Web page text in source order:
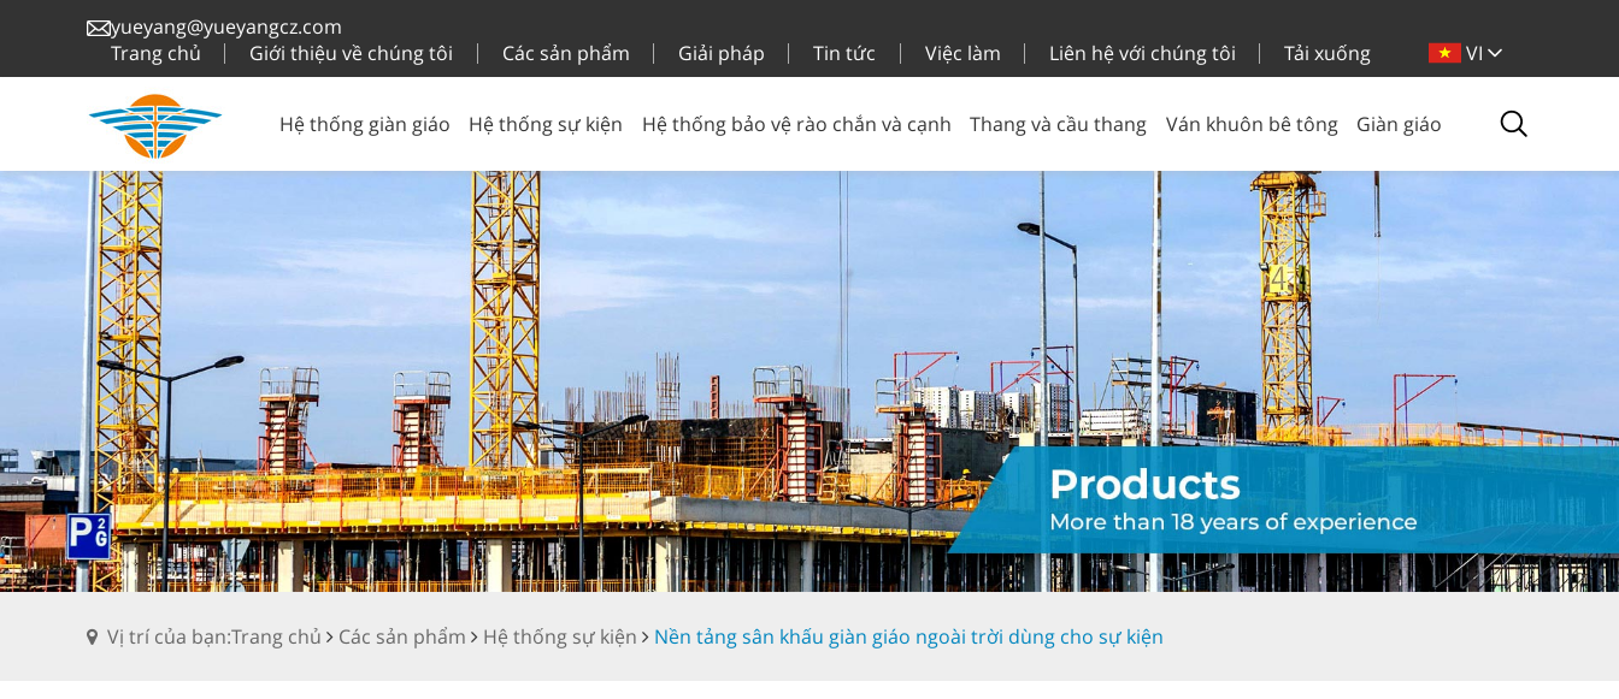
yueyang@yueyangcz.com
Trang chủ
Giới thiệu về chúng tôi Các sản phẩm Giải pháp Tin tức Việc làm Liên hệ với chúng tôi Tải xuống VI
Hệ thống giàn giáo Hệ thống sự kiện Hệ thống bảo vệ rào chắn và cạnh Thang và cầu thang Ván khuôn bê tông Giàn giáo
Vị trí của bạn:Trang chủ Các sản phẩm Hệ thống sự kiện Nền tảng sân khấu giàn giáo ngoài trời dùng cho sự kiện